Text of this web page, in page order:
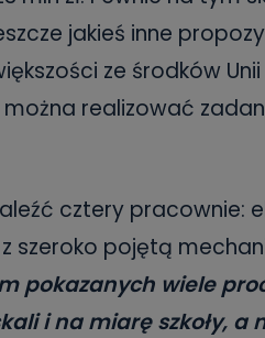
jakieś inne
ze środków Unii
realizować
cztery pracownie:
szeroko pojętą
pokazanych wiele
i na miarę szkoły, a